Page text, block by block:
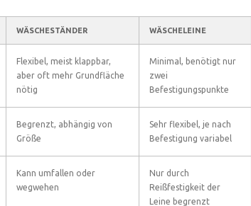
WÄSCHESTÄNDER WÄSCHELEINE
Flexibel, meist klappbar,
aber oft mehr Grundfläche
nötig
Minimal, benötigt nur
zwei
Befestigungspunkte
Begrenzt, abhängig von
Größe
Sehr flexibel, je nach
Befestigung variabel
Kann umfallen oder
wegwehen
Nur durch
Reißfestigkeit der
Leine begrenzt